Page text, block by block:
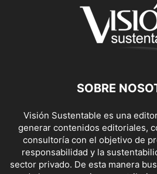
SOBRE
Visión Sustentable es una
generar contenidos editoriales,
consultoría con el objetivo de
responsabilidad y la
sector privado. De esta manera